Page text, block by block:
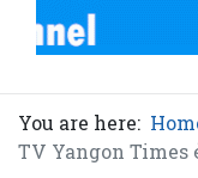
You are here:
TV Yangon